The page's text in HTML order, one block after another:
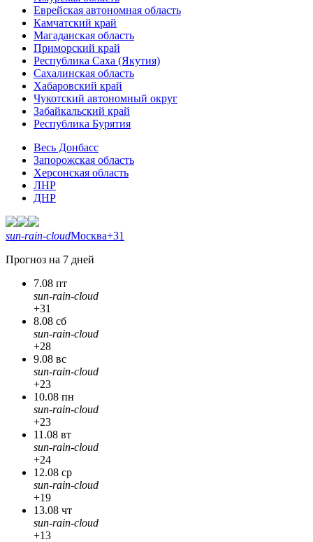
Еврейская автономная область
Камчатский край
Магаданская область
Приморский край
Республика Саха (Якутия)
Сахалинская область
Хабаровский край
Чукотский автономный округ
Забайкальский край
Республика Бурятия
Весь Донбасс
Запорожская область
Херсонская область
ЛНР
ДНР
sun-rain-cloudМосква+31
Прогноз на 7 дней
7.08 пт
sun-rain-cloud
+31
8.08 сб
sun-rain-cloud
+28
9.08 вс
sun-rain-cloud
+23
10.08 пн
sun-rain-cloud
+23
11.08 вт
sun-rain-cloud
+24
12.08 ср
sun-rain-cloud
+19
13.08 чт
sun-rain-cloud
+13